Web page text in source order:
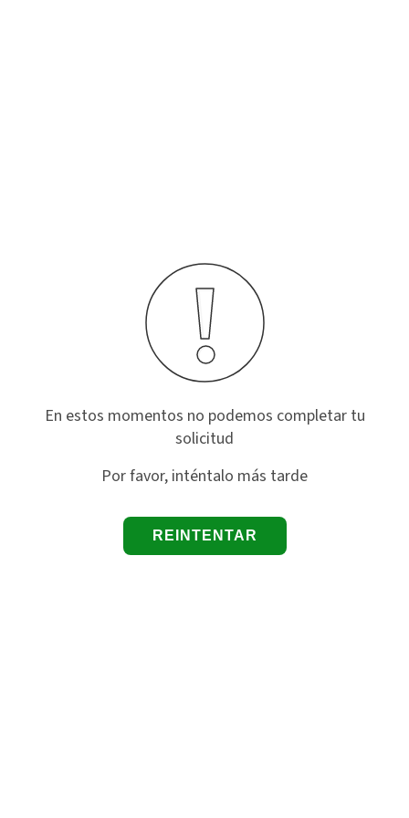
En estos momentos no podemos completar tu
solicitud
Por favor, inténtalo más tarde
REINTENTAR